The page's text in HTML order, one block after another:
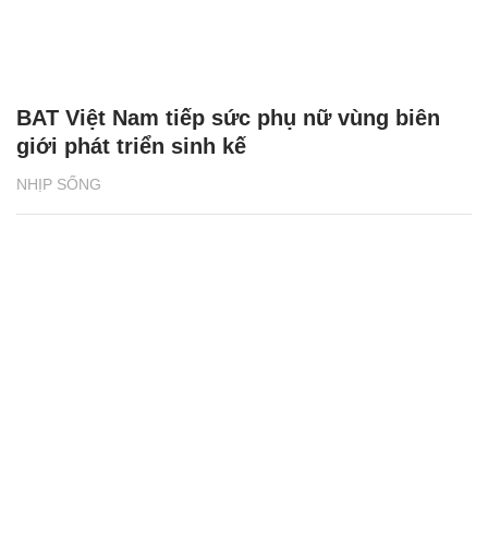
NHỊP SỐNG
BAT Việt Nam tiếp sức phụ nữ vùng biên
giới phát triển sinh kế